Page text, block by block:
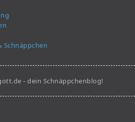
Schnäppchen
- dein Schnäppchenblog!